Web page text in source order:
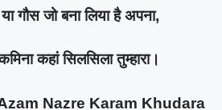
गौस जो बना लिया है अपना,
कहां सिलसिला तुम्हारा।
Nazre Karam Khudara